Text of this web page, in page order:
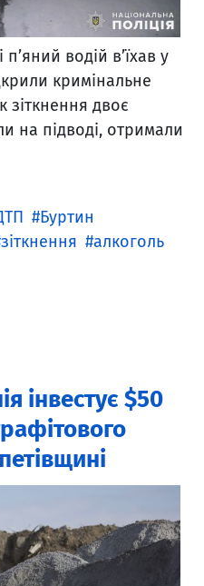
водій в’їхав у
кримінальне
зіткнення двоє
на підводі, отримали
Буртин
зіткнення
алкоголь
інвестує $50